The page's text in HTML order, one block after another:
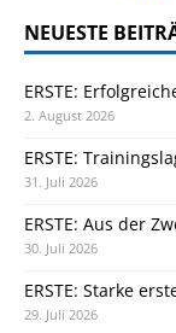
NEUESTE
ERSTE:
2. August 2026
ERSTE:
31. Juli 2026
ERSTE: Aus der
30. Juli 2026
ERSTE: Starke
29. Juli 2026